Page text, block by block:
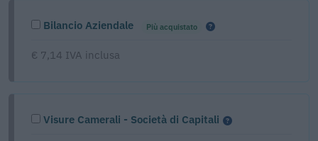
Bilancio Aziendale Più acquistato
€ 7,14 IVA inclusa
Visure Camerali - Società di Capitali